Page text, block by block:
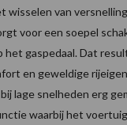
wisselen van
voor een soepel
het gaspedaal. Dat
en geweldige
lage snelheden erg
waarbij het